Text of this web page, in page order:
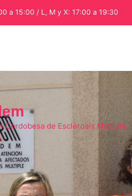
a 15:00 / L, M y X: 17:00 a 19:30
Cordobesa de Esclerosis Múltiple